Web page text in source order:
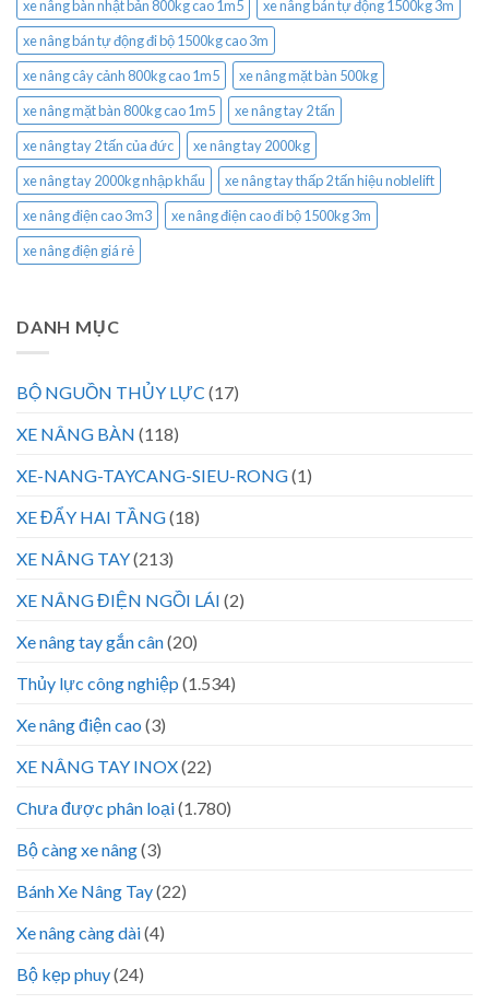
xe nâng bàn nhật bản 800kg cao 1m5
xe nâng bán tự động 1500kg 3m
xe nâng bán tự động đi bộ 1500kg cao 3m
xe nâng cây cảnh 800kg cao 1m5
xe nâng mặt bàn 500kg
xe nâng mặt bàn 800kg cao 1m5
xe nâng tay 2 tấn
xe nâng tay 2 tấn của đức
xe nâng tay 2000kg
xe nâng tay 2000kg nhập khẩu
xe nâng tay thấp 2 tấn hiệu noblelift
xe nâng điện cao 3m3
xe nâng điện cao đi bộ 1500kg 3m
xe nâng điện giá rẻ
DANH MỤC
BỘ NGUỒN THỦY LỰC (17)
XE NÂNG BÀN (118)
XE-NANG-TAYCANG-SIEU-RONG(1)
XE ĐẨY HAI TẦNG(18)
XE NÂNG TAY(213)
XE NÂNG ĐIỆN NGỒI LÁI (2)
Xe nâng tay gắn cân(20)
Thủy lực công nghiệp (1.534)
Xe nâng điện cao (3)
XE NÂNG TAY INOX(22)
Chưa được phân loại(1.780)
Bộ càng xe nâng(3)
Bánh Xe Nâng Tay(22)
Xe nâng càng dài(4)
Bộ kẹp phuy(24)